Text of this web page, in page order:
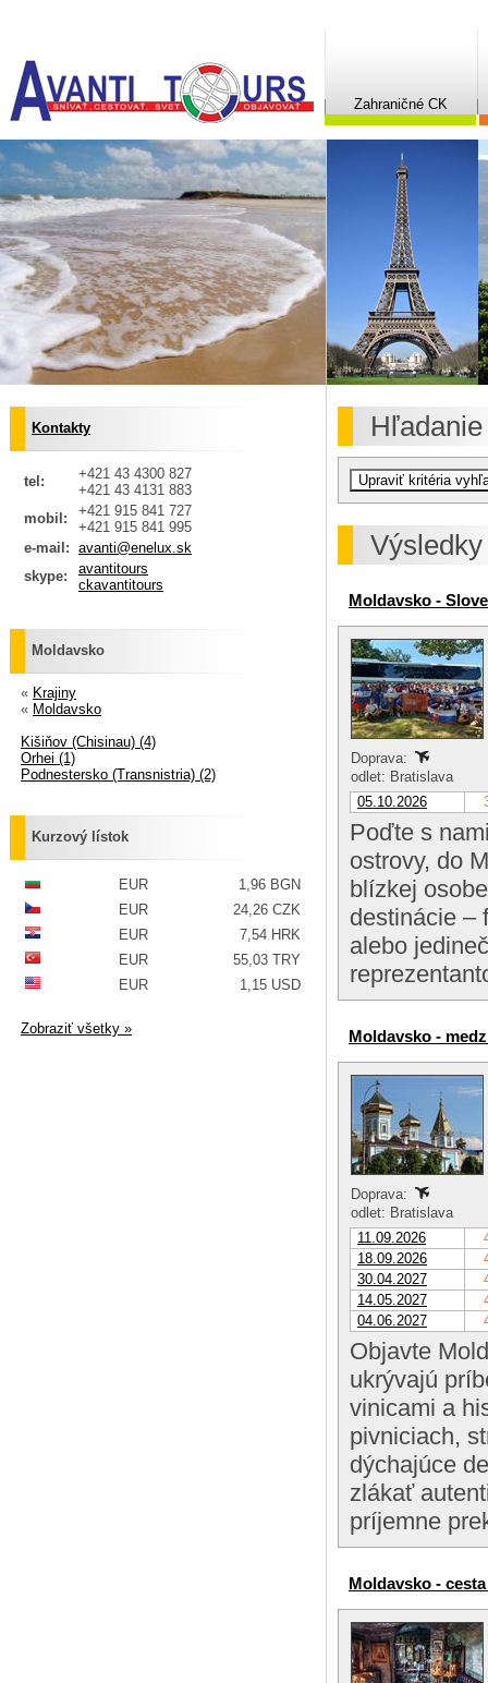
Zahraničné CK
Moldavsko -
Doprava:
odlet: Bratislava
05.10.2026
Poďte s
ostrovy, do
blízkej
destinácie –
alebo
Moldavsko -
Doprava:
odlet: Bratislava
11.09.2026
18.09.2026
30.04.2027
14.05.2027
04.06.2027
Objavte
ukrývajú
vinicami a
pivniciach,
dýchajúce
zlákať
príjemne
Moldavsko -
Kontakty
tel:
+421 43 4300 827
+421 43 4131 883
mobil:
+421 915 841 727
+421 915 841 995
e-mail: avanti@enelux.sk
skype:
avantitours
ckavantitours
Moldavsko
« Krajiny
« Moldavsko
Kišiňov (Chisinau) (4)
Orhei (1)
Podnestersko (Transnistria) (2)
Kurzový lístok
EUR
1,96 BGN
EUR
24,26 CZK
EUR
7,54 HRK
EUR
55,03 TRY
EUR
1,15 USD
Zobraziť všetky »